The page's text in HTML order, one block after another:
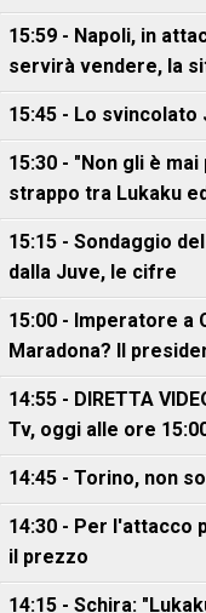
15:59 - Napoli, in
servirà vendere, la
15:45 - Lo svincolato
15:30 - "Non gli è
strappo tra Lukaku
15:15 - Sondaggio
dalla Juve, le cifre
15:00 - Imperatore a
Maradona? Il
14:55 - DIRETTA
Tv, oggi alle ore
14:45 - Torino, non
14:30 - Per l'attacco
il prezzo
14:15 - Schira: